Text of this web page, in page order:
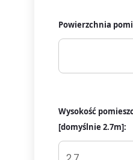
Powierzchnia
Wysokość
[domyślnie 2.7m]: